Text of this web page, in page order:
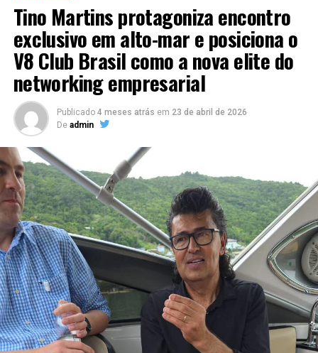
Tino Martins protagoniza encontro
exclusivo em alto-mar e posiciona o
V8 Club Brasil como a nova elite do
networking empresarial
Publicado 4 meses atrás em 23 de abril de 2026
De admin